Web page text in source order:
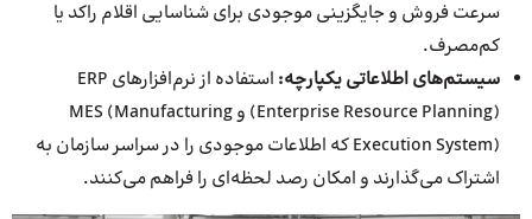
سرعت فروش و جایگزینی موجودی برای شناسایی اقلام راکد یا
کم‌مصرف.
سیستم‌های اطلاعاتی یکپارچه:
استفاده از نرم‌افزارهای ERP
(Enterprise Resource Planning) و MES (Manufacturing
Execution System) که اطلاعات موجودی را در سراسر سازمان به
اشتراک می‌گذارند و امکان رصد لحظه‌ای را فراهم می‌کنند.